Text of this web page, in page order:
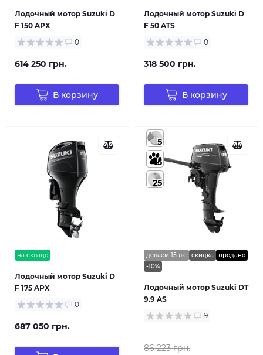
Лодочный мотор Suzuki D
F 150 APX
0
614 250 грн.
В корзину
Лодочный мотор Suzuki D
F 50 ATS
0
318 500 грн.
В корзину
на складе
Лодочный мотор Suzuki D
F 175 APX
0
687 050 грн.
делаем 15 л.с скидка
продано
-10%
Лодочный мотор Suzuki DT
9.9 AS
5
5
25
9
86 223 грн.